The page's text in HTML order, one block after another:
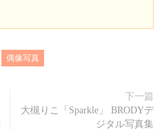
偶像写真
下一篇
大槻りこ「Sparkle」 BRODYデ
ジタル写真集